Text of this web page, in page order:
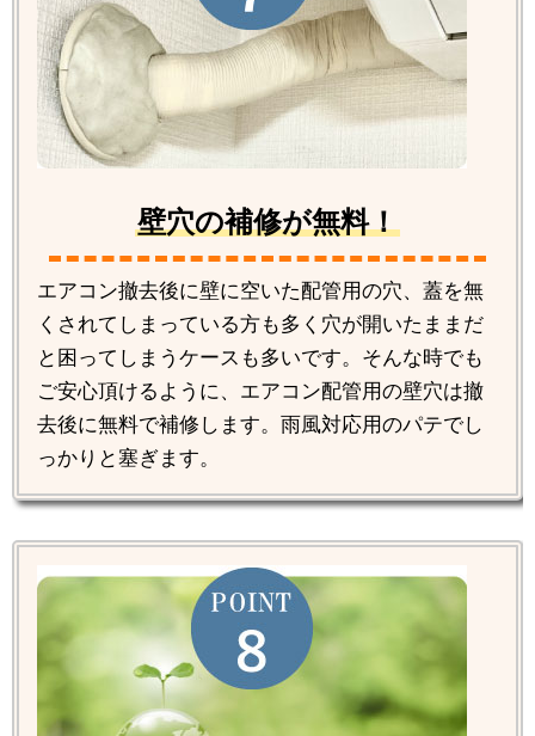
壁穴の補修が無料！
エアコン撤去後に壁に空いた配管用の穴、蓋を無
くされてしまっている方も多く穴が開いたままだ
と困ってしまうケースも多いです。そんな時でも
ご安心頂けるように、エアコン配管用の壁穴は撤
去後に無料で補修します。雨風対応用のパテでし
っかりと塞ぎます。